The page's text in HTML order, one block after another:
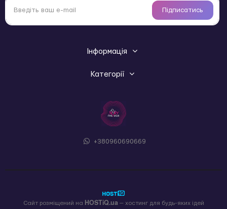
Підписатись
Інформація
Категорії
+380960690669
Сайт розміщений на HOSTiQ.ua— хостинг для будь-яких ідей